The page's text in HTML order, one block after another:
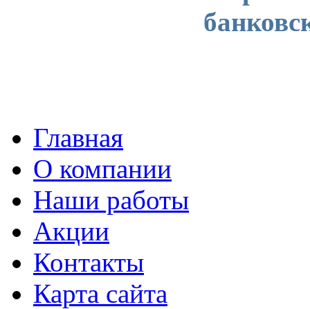
Главная
О компании
Наши работы
Акции
Контакты
Карта сайта